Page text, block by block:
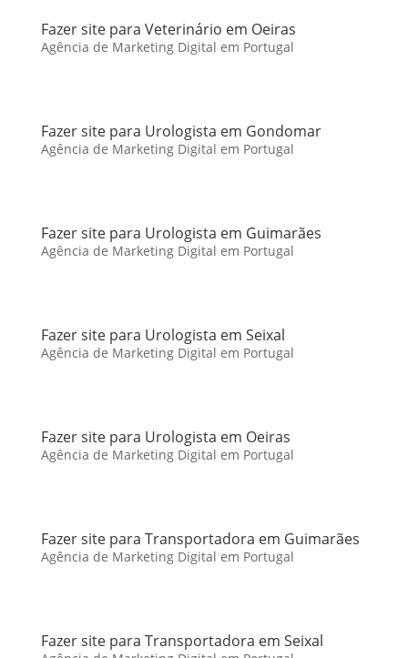
Fazer site para Veterinário em Oeiras
Agência de Marketing Digital em Portugal
Fazer site para Urologista em Gondomar
Agência de Marketing Digital em Portugal
Fazer site para Urologista em Guimarães
Agência de Marketing Digital em Portugal
Fazer site para Urologista em Seixal
Agência de Marketing Digital em Portugal
Fazer site para Urologista em Oeiras
Agência de Marketing Digital em Portugal
Fazer site para Transportadora em Guimarães
Agência de Marketing Digital em Portugal
Fazer site para Transportadora em Seixal